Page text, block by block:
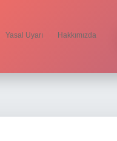
Yasal Uyarı Hakkımızda